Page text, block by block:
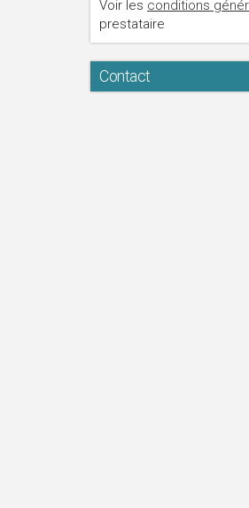
Voir les conditions
prestataire
Contact